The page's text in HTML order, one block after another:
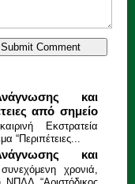
και
από σημείο
Εκστρατεία
“Περιπέτειες...
και
χρονιά,